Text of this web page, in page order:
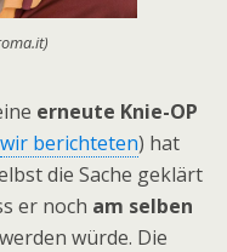
erneute Knie-OP
wir berichteten) hat
die Sache geklärt
er noch am selben
würde. Die